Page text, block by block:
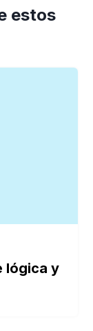
estos
lógica y